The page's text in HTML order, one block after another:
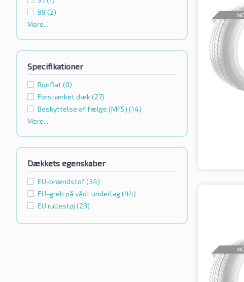
99 (2)
Mere...
Specifikationer
Runflat(0)
Forstærket dæk (27)
Beskyttelse af fælge (MFS) (14)
Mere...
Dækkets egenskaber
EU-brændstof(34)
EU-greb på vådt underlag(44)
EU rullestøj (23)